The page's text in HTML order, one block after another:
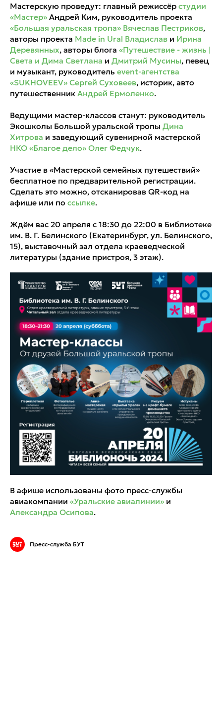
Мастерскую проведут: главный режиссёр студии
«Мастер» Андрей Ким, руководитель проекта
«Большая уральская тропа» Вячеслав Пестриков,
авторы проекта Made in Ural Владислав и Ирина
Деревянных, авторы блога «Путешествие - жизнь |
Света и Дима Светлана и Дмитрий Мусины, певец
и музыкант, руководитель event-агентства
«SUKHOVEEV» Сергей Суховеев, историк, авто
путешественник Андрей Ермоленко.
Ведущими мастер-классов станут: руководитель
Экошколы Большой уральской тропы Дина
Хитрова и заведующий сувенирной мастерской
НКО «Благое дело» Олег Федчук.
Участие в «Мастерской семейных путешествий»
бесплатное по предварительной регистрации.
Сделать это можно, отсканировав QR-код на
афише или по ссылке.
Ждём вас 20 апреля с 18:30 до 22:00 в Библиотеке
им. В. Г. Белинского (Екатеринбург, ул. Белинского,
15), выставочный зал отдела краеведческой
литературы (здание пристроя, 3 этаж).
В афише использованы фото пресс-службы
авиакомпании «Уральские авиалинии» и
Александра Осипова.
Пресс-служба БУТ